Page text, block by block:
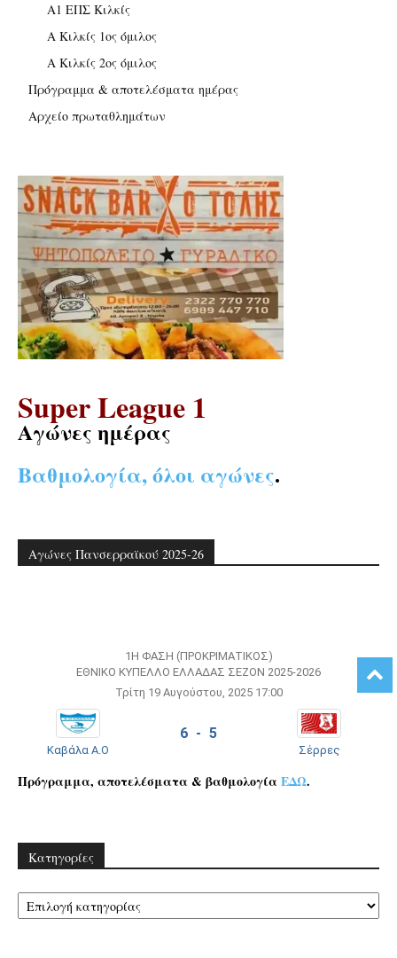
Α1 ΕΠΣ Κιλκίς
Α Κιλκίς 1ος όμιλος
Α Κιλκίς 2ος όμιλος
Πρόγραμμα & αποτελέσματα ημέρας
Αρχείο πρωταθλημάτων
Super League 1
Αγώνες ημέρας
Βαθμολογία, όλοι αγώνες.
Αγώνες Πανσερραϊκού 2025-26
1Η ΦΆΣΗ (ΠΡΟΚΡΙΜΑΤΙΚΌΣ)
ΕΘΝΙΚΌ ΚΎΠΕΛΛΟ ΕΛΛΆΔΑΣ ΣΕΖΌΝ 2025-2026
Τρίτη 19 Αυγούστου, 2025 17:00
Καβάλα Α.Ο
6 - 5
Σέρρες
Πρόγραμμα, αποτελέσματα & βαθμολογίαΕΔΩ.
Kατηγορίες
Kατηγορίες